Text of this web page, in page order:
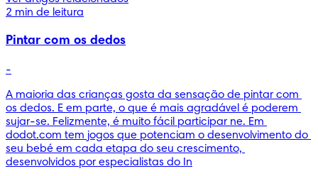
2 min de leitura
Pintar com os dedos
-
A maioria das crianças gosta da sensação de pintar com
os dedos. E em parte, o que é mais agradável é poderem
sujar-se. Felizmente, é muito fácil participar ne. Em
dodot.com tem jogos que potenciam o desenvolvimento do
seu bebé em cada etapa do seu crescimento,
desenvolvidos por especialistas do In